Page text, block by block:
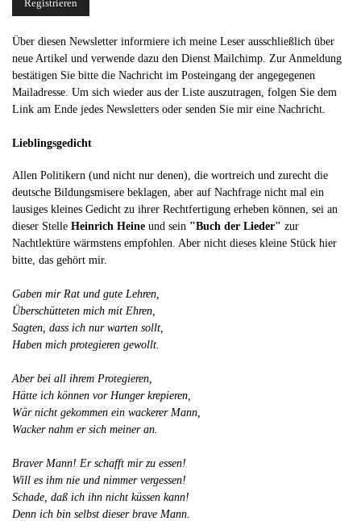
Über diesen Newsletter informiere ich meine Leser ausschließlich über
neue Artikel und verwende dazu den Dienst Mailchimp. Zur Anmeldung
bestätigen Sie bitte die Nachricht im Posteingang der angegegenen
Mailadresse. Um sich wieder aus der Liste auszutragen, folgen Sie dem
Link am Ende jedes Newsletters oder senden Sie mir eine Nachricht.
Lieblingsgedicht
Allen Politikern (und nicht nur denen), die wortreich und zurecht die
deutsche Bildungsmisere beklagen, aber auf Nachfrage nicht mal ein
lausiges kleines Gedicht zu ihrer Rechtfertigung erheben können, sei an
dieser Stelle Heinrich Heine und sein "Buch der Lieder" zur
Nachtlektüre wärmstens empfohlen. Aber nicht dieses kleine Stück hier
bitte, das gehört mir.
Gaben mir Rat und gute Lehren,
Überschütteten mich mit Ehren,
Sagten, dass ich nur warten sollt,
Haben mich protegieren gewollt.
Aber bei all ihrem Protegieren,
Hätte ich können vor Hunger krepieren,
Wär nicht gekommen ein wackerer Mann,
Wacker nahm er sich meiner an.
Braver Mann! Er schafft mir zu essen!
Will es ihm nie und nimmer vergessen!
Schade, daß ich ihn nicht küssen kann!
Denn ich bin selbst dieser brave Mann.